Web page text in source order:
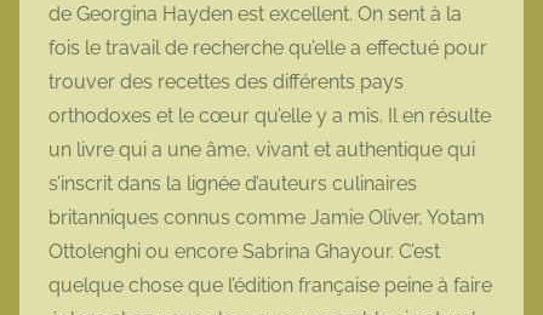
de Georgina Hayden est excellent. On sent à la
fois le travail de recherche qu’elle a effectué pour
trouver des recettes des différents pays
orthodoxes et le cœur qu’elle y a mis. Il en résulte
un livre qui a une âme, vivant et authentique qui
s’inscrit dans la lignée d’auteurs culinaires
britanniques connus comme Jamie Oliver, Yotam
Ottolenghi ou encore Sabrina Ghayour. C’est
quelque chose que l’édition française peine à faire